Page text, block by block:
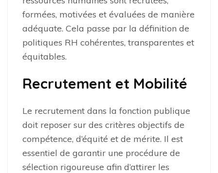
formées, motivées et évaluées de manière
adéquate. Cela passe par la définition de
politiques RH cohérentes, transparentes et
équitables.
Recrutement et Mobilité
Le recrutement dans la fonction publique
doit reposer sur des critères objectifs de
compétence, d’équité et de mérite. Il est
essentiel de garantir une procédure de
sélection rigoureuse afin d’attirer les